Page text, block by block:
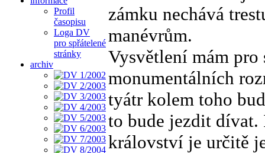
Profil
časopisu
Loga DV
pro spřátelené
stránky
archiv
zámku nechává
manévrům.
Vysvětlení mám pro
monumentálních
tyátr kolem toho
to bude jezdit dívat.
království je určitě